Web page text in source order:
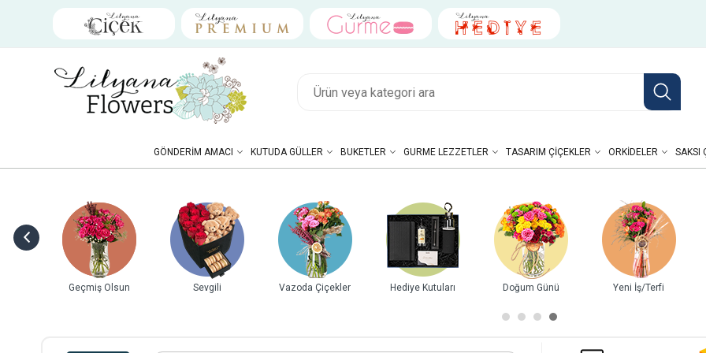
GÖNDERIM AMACI KUTUDA GÜLLER BUKETLER GURME LEZZETLER TASARIM ÇIÇEKLER ORKIDELER SAKSI
Geçmiş Olsun Sevgili Vazoda Çiçekler Hediye Kutuları Doğum Günü Yeni İş/Terfi